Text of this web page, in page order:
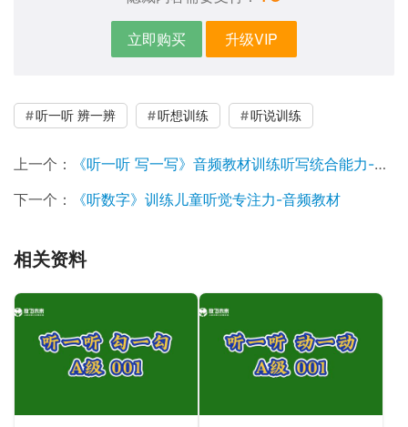
立即购买 升级VIP
听一听 辨一辨 听想训练 听说训练
上一个：
《听一听 写一写》音频教材训练听写统合能力-听觉专注力注意力不集中
下一个：
《听数字》训练儿童听觉专注力-音频教材
相关资料